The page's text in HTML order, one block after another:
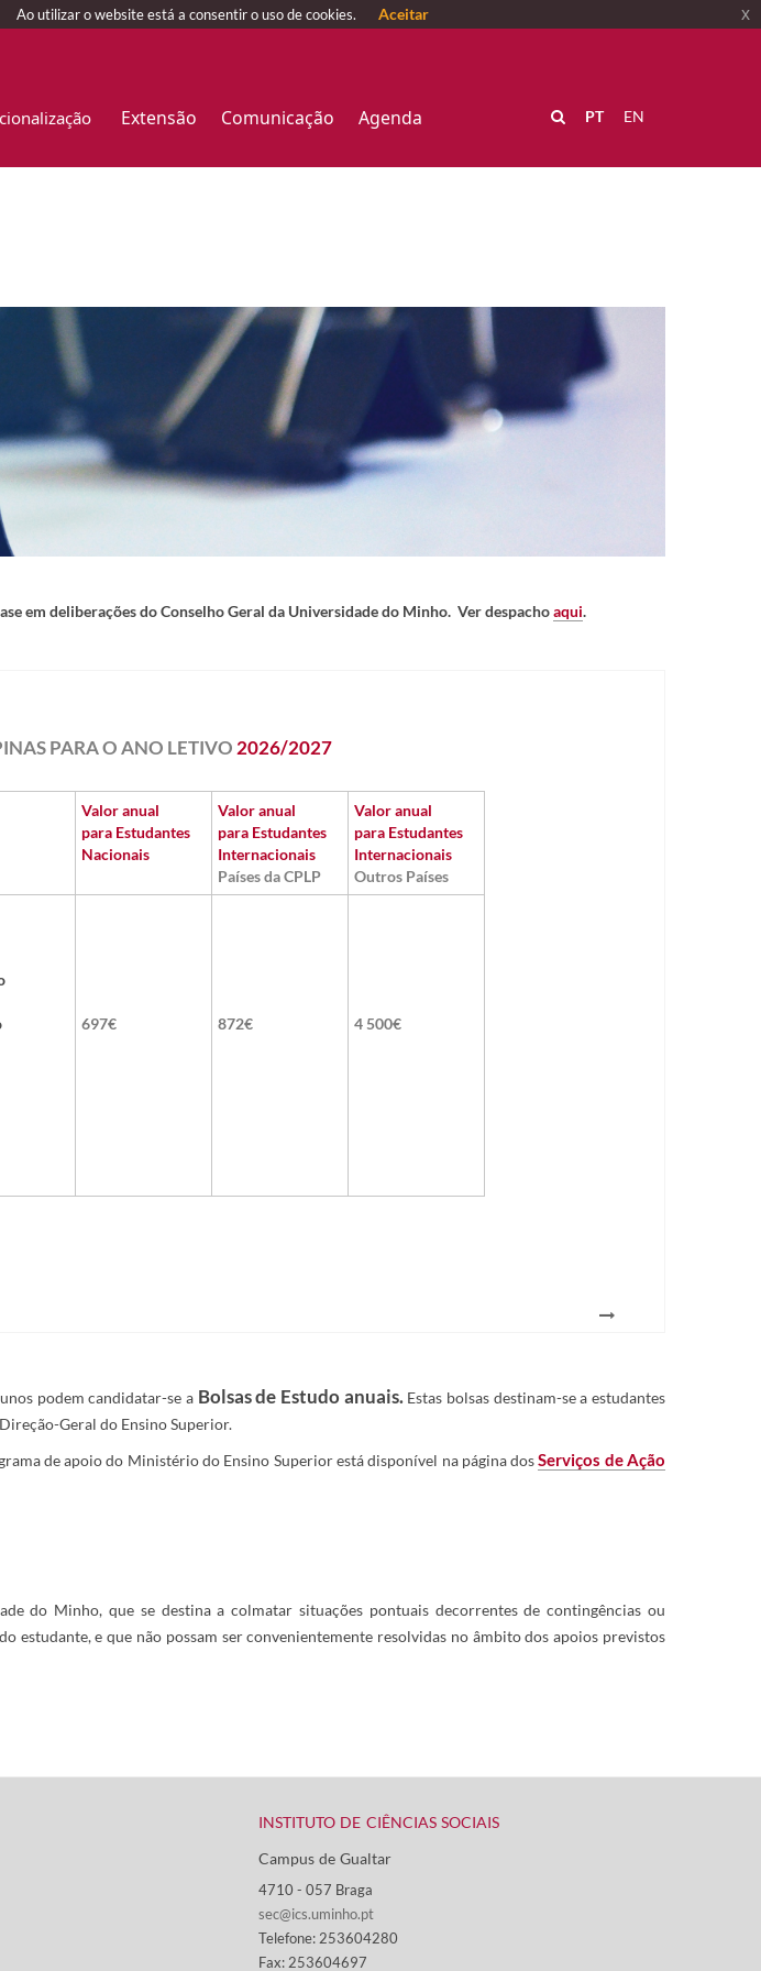
Extensão Comunicação Agenda EN
PT
em deliberações do Conselho Geral da Universidade do Minho. Ver despachoaqui.
PARA O ANO LETIVO2026/2027
Valor anual
para Estudantes
Nacionais
Valor an​ual
para Estudantes
Internacionais
Países da CPLP
Valor an​ual
para Estudantes
Inte​rnacionais
Outros Países
697€​​ ​ ​ ​ 872€​ 4 500€​
podem candidatar-se a Bolsas de Estudo anuais.Estas bolsas destinam-se a estudantes
Geral do Ensino Superior.​
de apoio do Ministério do Ensino Superior está disponível na página dosServiços de Ação
do Minho, que se destina a colmatar situações pontuais decorrentes de contingências ou
e que não possam ser convenientemente resolvidas no âmbito dos apoios previstos
INSTITUTO DE CIÊNCIAS SOCIAIS
Campus de Gualtar ​
4710 - ​057 Braga
sec@ics.uminho.pt
Telefone: 253604280
Fax: 253604697
Ao utilizar o website está a consentir o uso de cookies. Aceitar x